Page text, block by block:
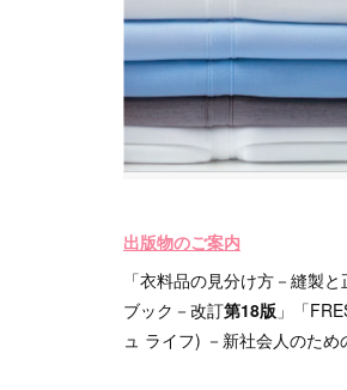
出版物のご案内
「衣料品の見分け方－縫製
ブック－改訂第18版 」「
ュ ライフ) －新社会人のため